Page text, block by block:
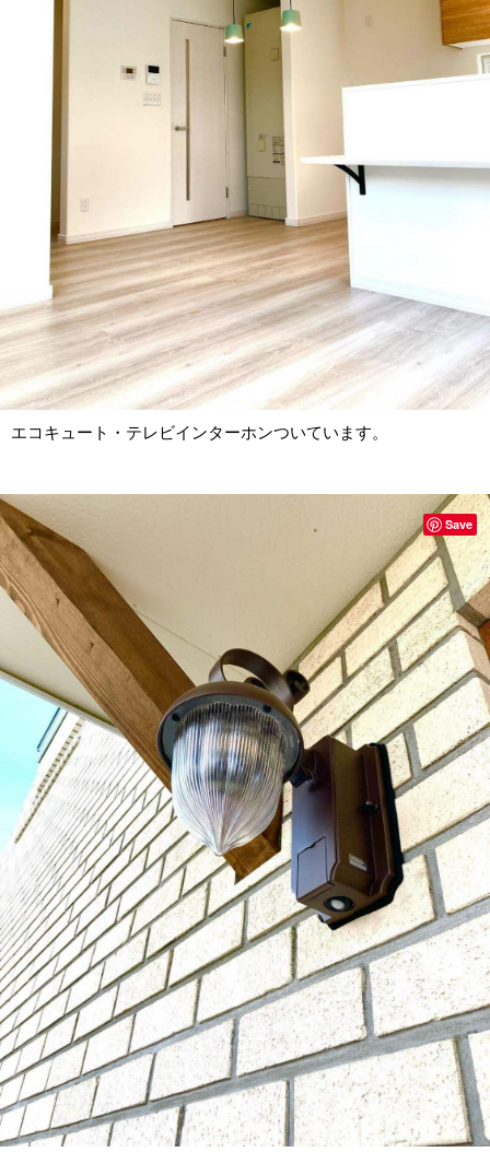
エコキュート・テレビインターホンついています。
Save